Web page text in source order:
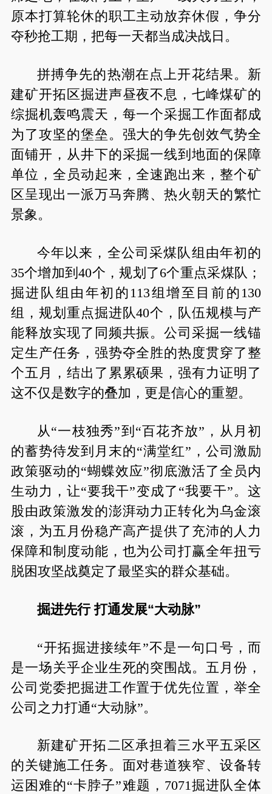
原本打算轮休的职工主动放弃休假，争分
夺秒抢工期，把每一天都当成决战日。
拼搏争先的热潮在点上开花结果。新
建矿开拓区掘进声昼夜不息，七峰煤矿的
综掘机轰鸣震天，每一个采掘工作面都成
为了攻坚的堡垒。强大的争先创效气势全
面铺开，从井下的采掘一线到地面的保障
单位，全员动起来，全速跑出来，整个矿
区呈现出一派万马奔腾、热火朝天的繁忙
景象。
今年以来，全公司采煤队组由年初的
35个增加到40个，规划了6个重点采煤队；
掘进队组由年初的113组增至目前的130
组，规划重点掘进队40个，队伍规模与产
能释放实现了同频共振。公司采掘一线锚
定生产任务，强势夺全胜的热度贯穿了整
个五月，结出了累累硕果，强有力证明了
这不仅是数字的叠加，更是信心的重塑。
从“一枝独秀”到“百花齐放”，从月初
的蓄势待发到月末的“满堂红”，公司激励
政策驱动的“蝴蝶效应”彻底激活了全员内
生动力，让“要我干”变成了“我要干”。这
股由政策激发的澎湃动力正转化为乌金滚
滚，为五月份稳产高产提供了充沛的人力
保障和制度动能，也为公司打赢全年扭亏
脱困攻坚战奠定了最坚实的群众基础。
掘进先行 打通发展“大动脉”
“开拓掘进接续年”不是一句口号，而
是一场关乎企业生死的突围战。五月份，
公司党委把掘进工作置于优先位置，举全
公司之力打通“大动脉”。
新建矿开拓二区承担着三水平五采区
的关键施工任务。面对巷道狭窄、设备转
运困难的“卡脖子”难题，7071掘进队全体